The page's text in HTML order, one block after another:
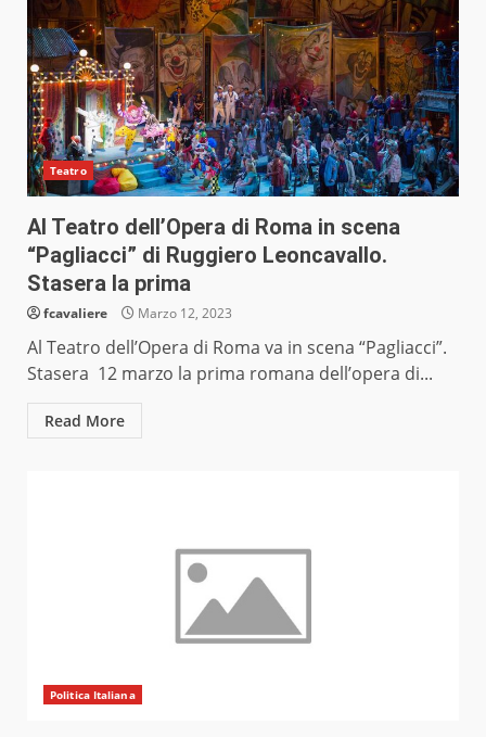
Teatro
Al Teatro dell’Opera di Roma in scena
“Pagliacci” di Ruggiero Leoncavallo.
Stasera la prima
fcavaliere Marzo 12, 2023
Al Teatro dell’Opera di Roma va in scena “Pagliacci”.
Stasera 12 marzo la prima romana dell’opera di...
Read More
Politica Italiana